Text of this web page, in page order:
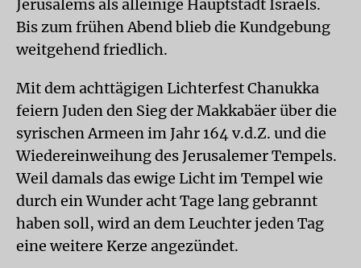
Jerusalems als alleinige Hauptstadt Israels.
Bis zum frühen Abend blieb die Kundgebung
weitgehend friedlich.
Mit dem achttägigen Lichterfest Chanukka
feiern Juden den Sieg der Makkabäer über die
syrischen Armeen im Jahr 164 v.d.Z. und die
Wiedereinweihung des Jerusalemer Tempels.
Weil damals das ewige Licht im Tempel wie
durch ein Wunder acht Tage lang gebrannt
haben soll, wird an dem Leuchter jeden Tag
eine weitere Kerze angezündet.